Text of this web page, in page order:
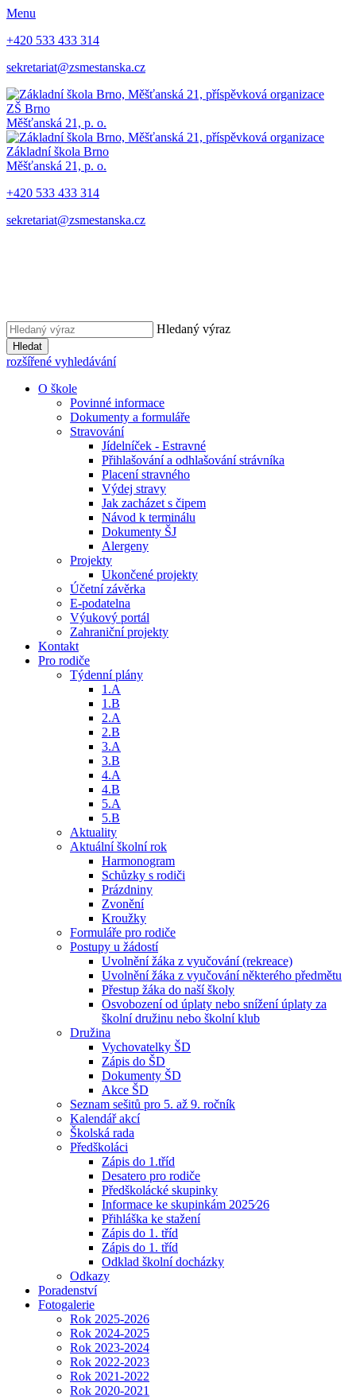
Menu
+420 533 433 314
sekretariat@zsmestanska.cz
ZŠ Brno
Měšťanská 21, p. o.
Základní škola Brno
Měšťanská 21, p. o.
+420 533 433 314
sekretariat@zsmestanska.cz
Hledaný výraz
Hledat
rozšířené vyhledávání
O škole
Povinné informace
Dokumenty a formuláře
Stravování
Jídelníček - Estravné
Přihlašování a odhlašování strávníka
Placení stravného
Výdej stravy
Jak zacházet s čipem
Návod k terminálu
Dokumenty ŠJ
Alergeny
Projekty
Ukončené projekty
Účetní závěrka
E-podatelna
Výukový portál
Zahraniční projekty
Kontakt
Pro rodiče
Týdenní plány
1.A
1.B
2.A
2.B
3.A
3.B
4.A
4.B
5.A
5.B
Aktuality
Aktuální školní rok
Harmonogram
Schůzky s rodiči
Prázdniny
Zvonění
Kroužky
Formuláře pro rodiče
Postupy u žádostí
Uvolnění žáka z vyučování (rekreace)
Uvolnění žáka z vyučování některého předmětu
Přestup žáka do naší školy
Osvobození od úplaty nebo snížení úplaty za
školní družinu nebo školní klub
Družina
Vychovatelky ŠD
Zápis do ŠD
Dokumenty ŠD
Akce ŠD
Seznam sešitů pro 5. až 9. ročník
Kalendář akcí
Školská rada
Předškoláci
Zápis do 1.tříd
Desatero pro rodiče
Předškolácké skupinky
Informace ke skupinkám 2025⁄26
Přihláška ke stažení
Zápis do 1. tříd
Zápis do 1. tříd
Odklad školní docházky
Odkazy
Poradenství
Fotogalerie
Rok 2025-2026
Rok 2024-2025
Rok 2023-2024
Rok 2022-2023
Rok 2021-2022
Rok 2020-2021